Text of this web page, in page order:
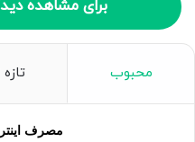
برای مشاهده
محبوب
مصرف